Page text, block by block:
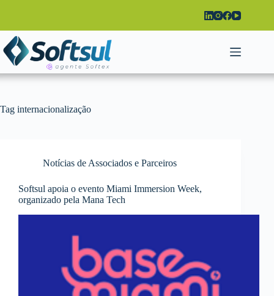
conteúdo
Tag internacionalização
Notícias de Associados e Parceiros
Softsul apoia o evento Miami Immersion Week,
organizado pela Mana Tech